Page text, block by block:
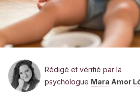
Rédigé et vérifié par la
psychologue Mara Amor